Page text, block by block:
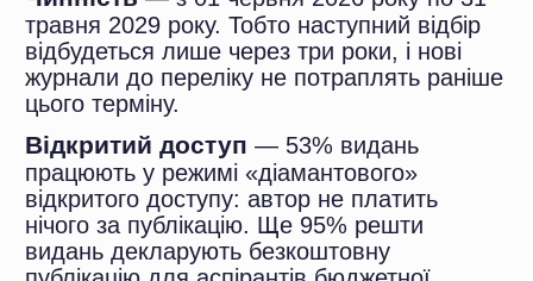
Реформа категорії «Б» — це не
разова подія. Це початок нової якості
української науки. Повільної,